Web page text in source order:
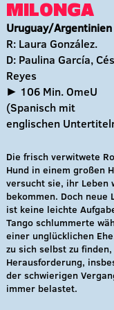
MILONGA
Uruguay/
R: Laura González.
D: Paulina García,
Reyes
► 106 Min. OmeU
(Spanisch mit
englischen
Die frisch verwitwete
Hund in einem großen
versucht sie, ihr Leben
bekommen. Doch neue
ist keine leichte
Tango schlummerte
einer unglücklichen
zu sich selbst zu
Herausforderung,
der schwierigen
immer belastet.